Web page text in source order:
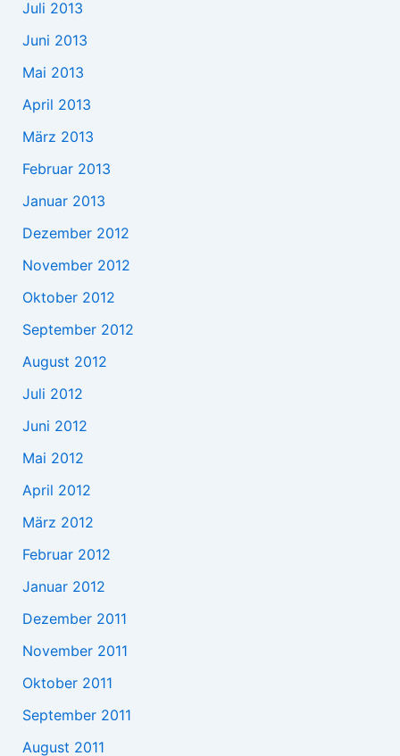
Juli 2013
Juni 2013
Mai 2013
April 2013
März 2013
Februar 2013
Januar 2013
Dezember 2012
November 2012
Oktober 2012
September 2012
August 2012
Juli 2012
Juni 2012
Mai 2012
April 2012
März 2012
Februar 2012
Januar 2012
Dezember 2011
November 2011
Oktober 2011
September 2011
August 2011